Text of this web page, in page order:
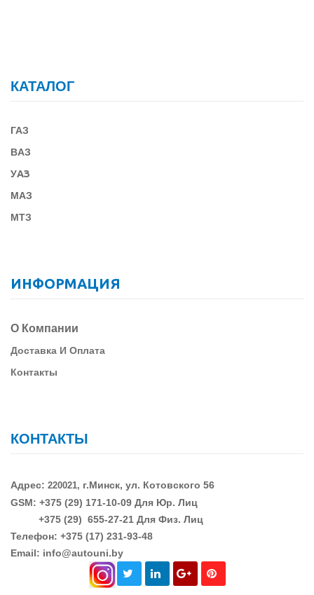
КАТАЛОГ
ГАЗ
ВАЗ
УАЗ
МАЗ
МТЗ
ИНФОРМАЦИЯ
О Компании
ДОставка И Оплата
Контакты
КОНТАКТЫ
Адрес: 220021, г.Минск, ул. Котовского 56
GSM: +375 (29) 171-10-09 Для Юр. Лиц
+375 (29) 655-27-21 Для Физ. Лиц
Телефон: +375 (17) 231-93-48
Email: info@autouni.by